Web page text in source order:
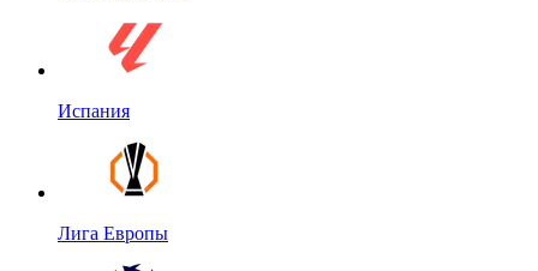
Испания
Лига Европы